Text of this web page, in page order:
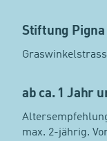
Stiftung
ab ca. 1 Jahr
max. 2-jährig.